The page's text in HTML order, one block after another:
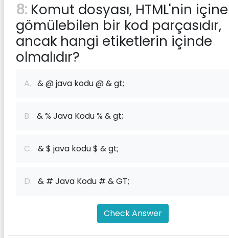
8: Komut dosyası, HTML'nin içine
gömülebilen bir kod parçasıdır,
ancak hangi etiketlerin içinde
olmalıdır?
A. & @ java kodu @ & gt;
B. & % Java Kodu % & gt;
C. & $ java kodu $ & gt;
D. & # Java Kodu # & GT;
Check Answer